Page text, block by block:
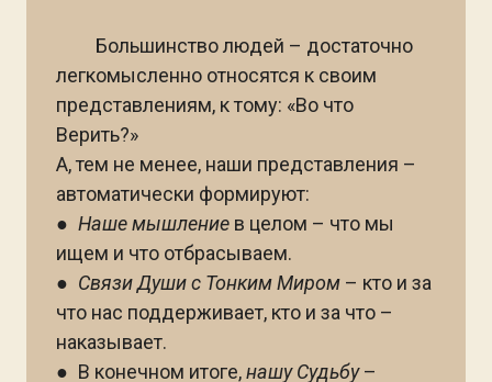
Большинство людей – достаточно
легкомысленно относятся к своим
представлениям, к тому: «Во что
Верить?»
А, тем не менее, наши представления –
автоматически формируют:
● Наше мышление в целом – что мы
ищем и что отбрасываем.
● Связи Души с Тонким Миром – кто и за
что нас поддерживает, кто и за что –
наказывает.
● В конечном итоге,нашу Судьбу–